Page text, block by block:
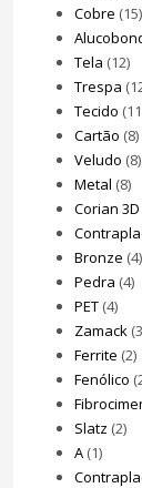
Cobre (15)
Tela (12)
Trespa
Tecido
Cartão (8)
Veludo (8)
Metal (8)
Corian 3D
Bronze (4)
Pedra (4)
PET(4)
Zamack
Ferrite (2)
Fenólico
Slatz (2)
A(1)